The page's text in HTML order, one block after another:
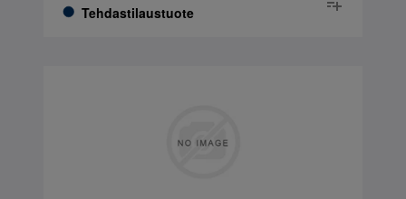
Tehdastilaustuote